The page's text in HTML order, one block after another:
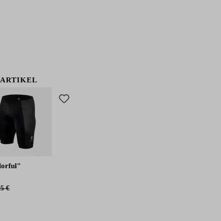
ARTIKEL
€